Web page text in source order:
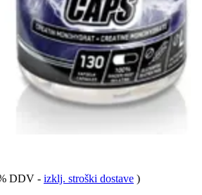
DDV - izklj. stroški dostave )